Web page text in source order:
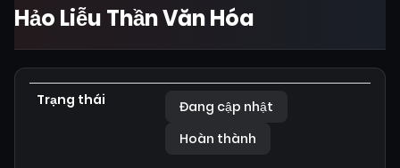
Hảo Liễu Thần Văn Hóa
Trạng thái
Đang cập nhật
Hoàn thành